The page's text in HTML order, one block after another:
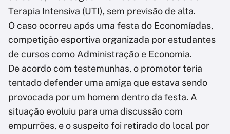
Terapia Intensiva (UTI), sem previsão de alta.
O caso ocorreu após uma festa do Economíadas,
competição esportiva organizada por estudantes
de cursos como Administração e Economia.
De acordo com testemunhas, o promotor teria
tentado defender uma amiga que estava sendo
provocada por um homem dentro da festa. A
situação evoluiu para uma discussão com
empurrões, e o suspeito foi retirado do local por